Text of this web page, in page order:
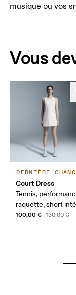
musique ou vos
Vous
DERNIÈRE
Court Dress
Tennis,
raquette, short
100,00 € 130,00 €